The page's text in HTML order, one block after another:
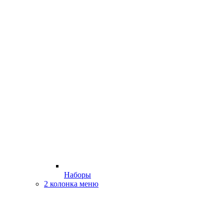
Наборы
2 колонка меню